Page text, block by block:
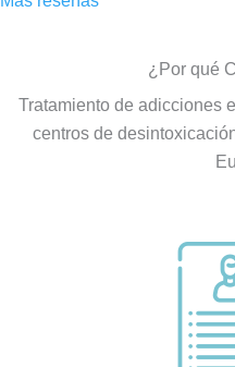
¿Por qué
Tratamiento de adicciones
centros de